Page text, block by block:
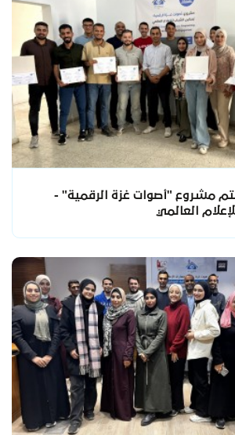
مشروع "أصوات غزة الرقمية" -
العالمي